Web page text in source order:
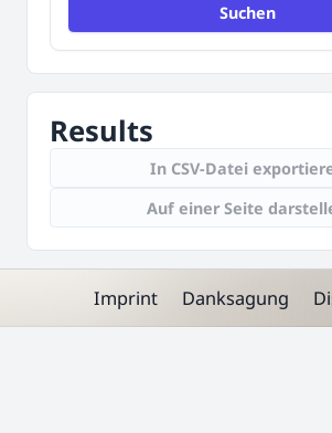
Suchen
Results
In CSV-Datei
Auf einer Seite
Imprint Danksagung